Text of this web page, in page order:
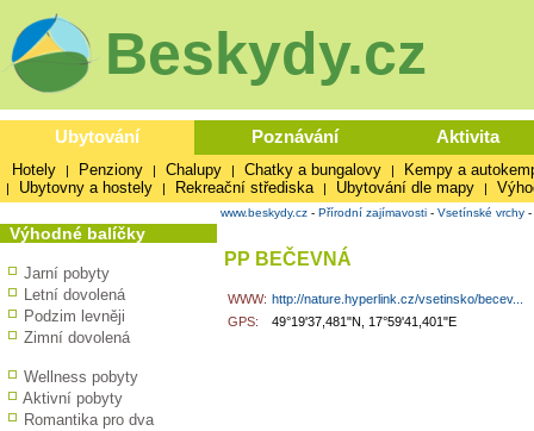
Beskydy.cz
Ubytování Poznávání Aktivita
Hotely | Penziony | Chalupy | Chatky a bungalovy | Kempy a
| Ubytovny a hostely | Rekreační střediska | Ubytování dle mapy |
Výhodné balíčky
Jarní pobyty
Letní dovolená
Podzim levněji
Zimní dovolená
Wellness pobyty
Aktivní pobyty
Romantika pro dva
www.beskydy.cz - Přírodní zajímavosti - Vsetínské vrchy -
PP BEČEVNÁ
WWW: http://nature.hyperlink.cz/vsetinsko/becev...
GPS:
49°19'37,481"N, 17°59'41,401"E